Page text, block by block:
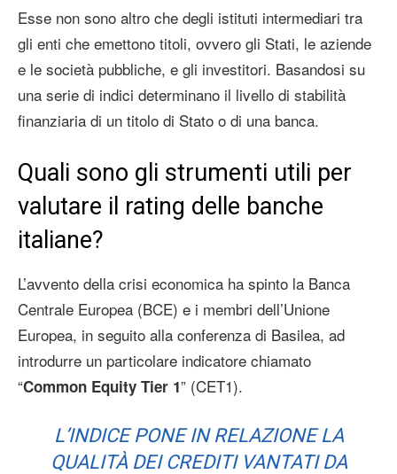
Esse non sono altro che degli istituti intermediari tra
gli enti che emettono titoli, ovvero gli Stati, le aziende
e le società pubbliche, e gli investitori. Basandosi su
una serie di indici determinano il livello di stabilità
finanziaria di un titolo di Stato o di una banca.
Quali sono gli strumenti utili per
valutare il rating delle banche
italiane?
L’avvento della crisi economica ha spinto la Banca
Centrale Europea (BCE) e i membri dell’Unione
Europea, in seguito alla conferenza di Basilea, ad
introdurre un particolare indicatore chiamato
“Common Equity Tier 1” (CET1).
L’INDICE PONE IN RELAZIONE LA
QUALITÀ DEI CREDITI VANTATI DA